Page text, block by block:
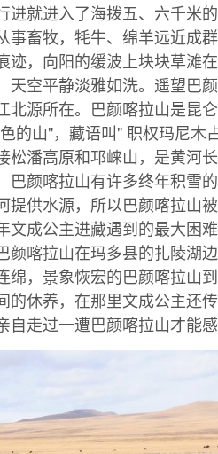
进就进入了海拨五、六千米
事畜牧，牦牛、绵羊远近成
迹，向阳的缓波上块块草滩
天空平静淡雅如洗。遥望巴
北源所在。巴颜喀拉山是昆
的山"，藏语叫" 职权玛尼木
松潘高原和邛崃山，是黄河
巴颜喀拉山有许多终年积雪
提供水源，所以巴颜喀拉山
文成公主进藏遇到的最大困
颜喀拉山在玛多县的扎陵湖
绵，景象恢宏的巴颜喀拉山
的休养，在那里文成公主还
自走过一遭巴颜喀拉山才能感